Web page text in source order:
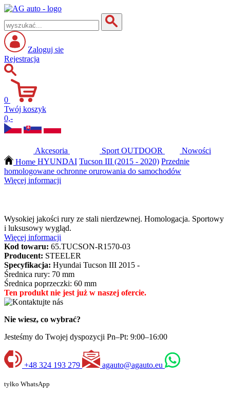
Zaloguj sie
Rejestracja
0
Twój koszyk
0,-
Akcesoria Sport OUTDOOR
Nowości
Home HYUNDAI Tucson III (2015 - 2020) Przednie
homologowane ochronne orurowania do samochodów
Więcej informacji
Wysokiej jakości rury ze stali nierdzewnej. Homologacja. Sportowy
i luksusowy wygląd.
Więcej informacji
Kod towaru: 65.TUCSON-R1570-03
Producent: STEELER
Specyfikacja: Hyundai Tucson III 2015 -
Średnica rury: 70 mm
Średnica poprzeczki: 60 mm
Ten produkt nie jest już w naszej ofercie.
Nie wiesz, co wybrać?
Jesteśmy do Twojej dyspozycji Pn–Pt: 9:00–16:00
+48 324 193 279 agauto@agauto.eu
tyłko WhatsApp